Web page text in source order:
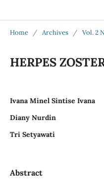
Home / Archives / Vol. 2
HERPES
Ivana Minel Sintise Ivana
Diany Nurdin
Tri Setyawati
Abstract